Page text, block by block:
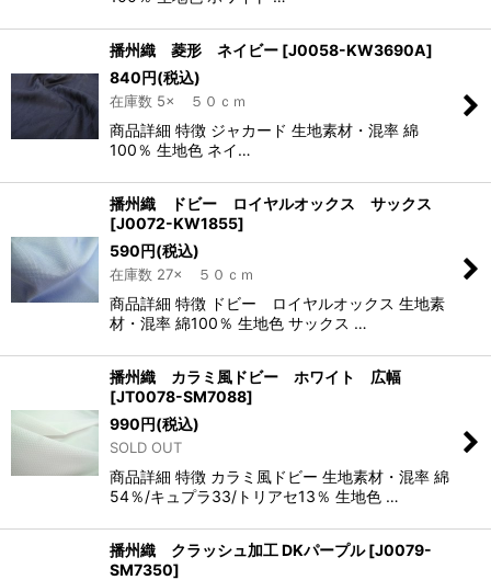
播州織 菱形 ネイビー [J0058-KW3690A]
840円(税込)
在庫数 5× ５０ｃｍ
商品詳細 特徴 ジャカード 生地素材・混率 綿
100％ 生地色 ネイ…
播州織 ドビー ロイヤルオックス サックス
[J0072-KW1855]
590円(税込)
在庫数 27× ５０ｃｍ
商品詳細 特徴 ドビー ロイヤルオックス 生地素
材・混率 綿100％ 生地色 サックス …
播州織 カラミ風ドビー ホワイト 広幅
[JT0078-SM7088]
990円(税込)
SOLD OUT
商品詳細 特徴 カラミ風ドビー 生地素材・混率 綿
54％/キュプラ33/トリアセ13％ 生地色 …
播州織 クラッシュ加工 DKパープル [J0079-
SM7350]